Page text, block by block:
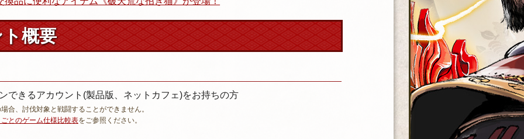
概要
できるアカウント(製品版、ネットカフェ)をお持ちの方
トの場合、討伐対象と戦闘することができません。
とのゲーム仕様比較表をご参照ください。